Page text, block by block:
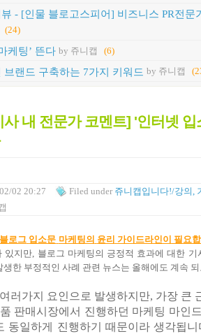
- [인물 블로고스피어] 비즈니스 PR전문
(24)
케팅’ 뜬다 by 쥬니캡 (6)
브랜드 구축하는 7가지 키워드 by 쥬니캡
내 전문가 코멘트] '인터넷 입
02 20:27 Filed under 쥬니캡입니다!/강의,
블로그 입소문 마케팅의 윤리 가이드라인이 필요
있지만 , 블로그 마케팅의 긍정적 효과에 대한
생한 부정적인 사례 관련 뉴스는 올해에도 계속
러가지 요인으로 발생하지만, 가장 큰
판매시장에서 진행하던 마케팅 마인
동일하게 진행하기 때문이라 생각됩니